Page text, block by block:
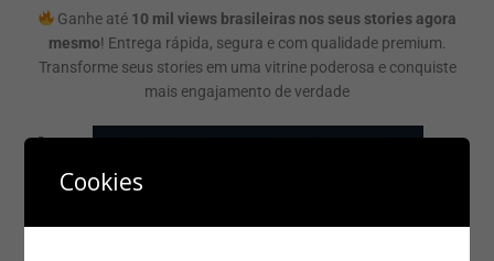
Ganhe até 10 mil views brasileiras nos seus stories agora
mesmo! Entrega rápida, segura e com qualidade premium.
Transforme seus stories em uma vitrine poderosa e conquiste
mais engajamento de verdade
Cookies